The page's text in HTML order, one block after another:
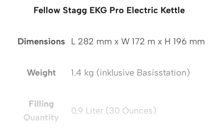
Fellow Stagg EKG Pro Electric Kettle
Dimensions L 282 mm x W 172 m x H 196 mm
Weight 1.4 kg (inklusive Basisstation)
Filling
Quantity
0,9 Liter (30 Ounces)